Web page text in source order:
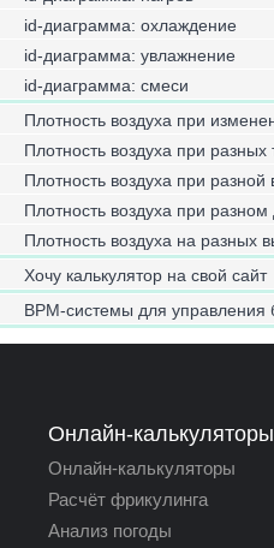
id-диаграмма: охлаждение
id-диаграмма: увлажнение
id-диаграмма: смеси
Плотность воздуха при
Плотность воздуха при разных
Плотность воздуха при разной
Плотность воздуха при разном
Плотность воздуха на разных
Хочу калькулятор на свой сайт
BPM-системы для управления
Онлайн-калькуляторы
Онлайн-калькуляторы
Расчёт фрикулинга
Анализ погоды